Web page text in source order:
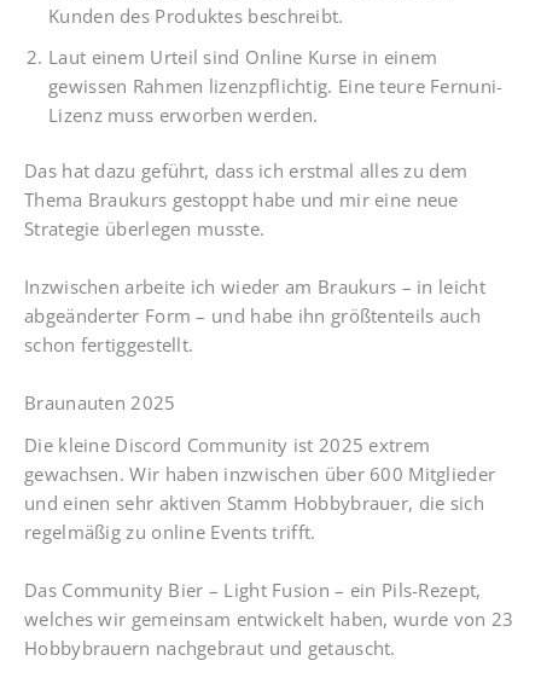
Kunden des Produktes beschreibt.
Laut einem Urteil sind Online Kurse in einem
gewissen Rahmen lizenzpflichtig. Eine teure Fernuni-
Lizenz muss erworben werden.
Das hat dazu geführt, dass ich erstmal alles zu dem
Thema Braukurs gestoppt habe und mir eine neue
Strategie überlegen musste.
Inzwischen arbeite ich wieder am Braukurs – in leicht
abgeänderter Form – und habe ihn größtenteils auch
schon fertiggestellt.
Braunauten 2025
Die kleine Discord Community ist 2025 extrem
gewachsen. Wir haben inzwischen über 600 Mitglieder
und einen sehr aktiven Stamm Hobbybrauer, die sich
regelmäßig zu online Events trifft.
Das Community Bier – Light Fusion – ein Pils-Rezept,
welches wir gemeinsam entwickelt haben, wurde von 23
Hobbybrauern nachgebraut und getauscht.